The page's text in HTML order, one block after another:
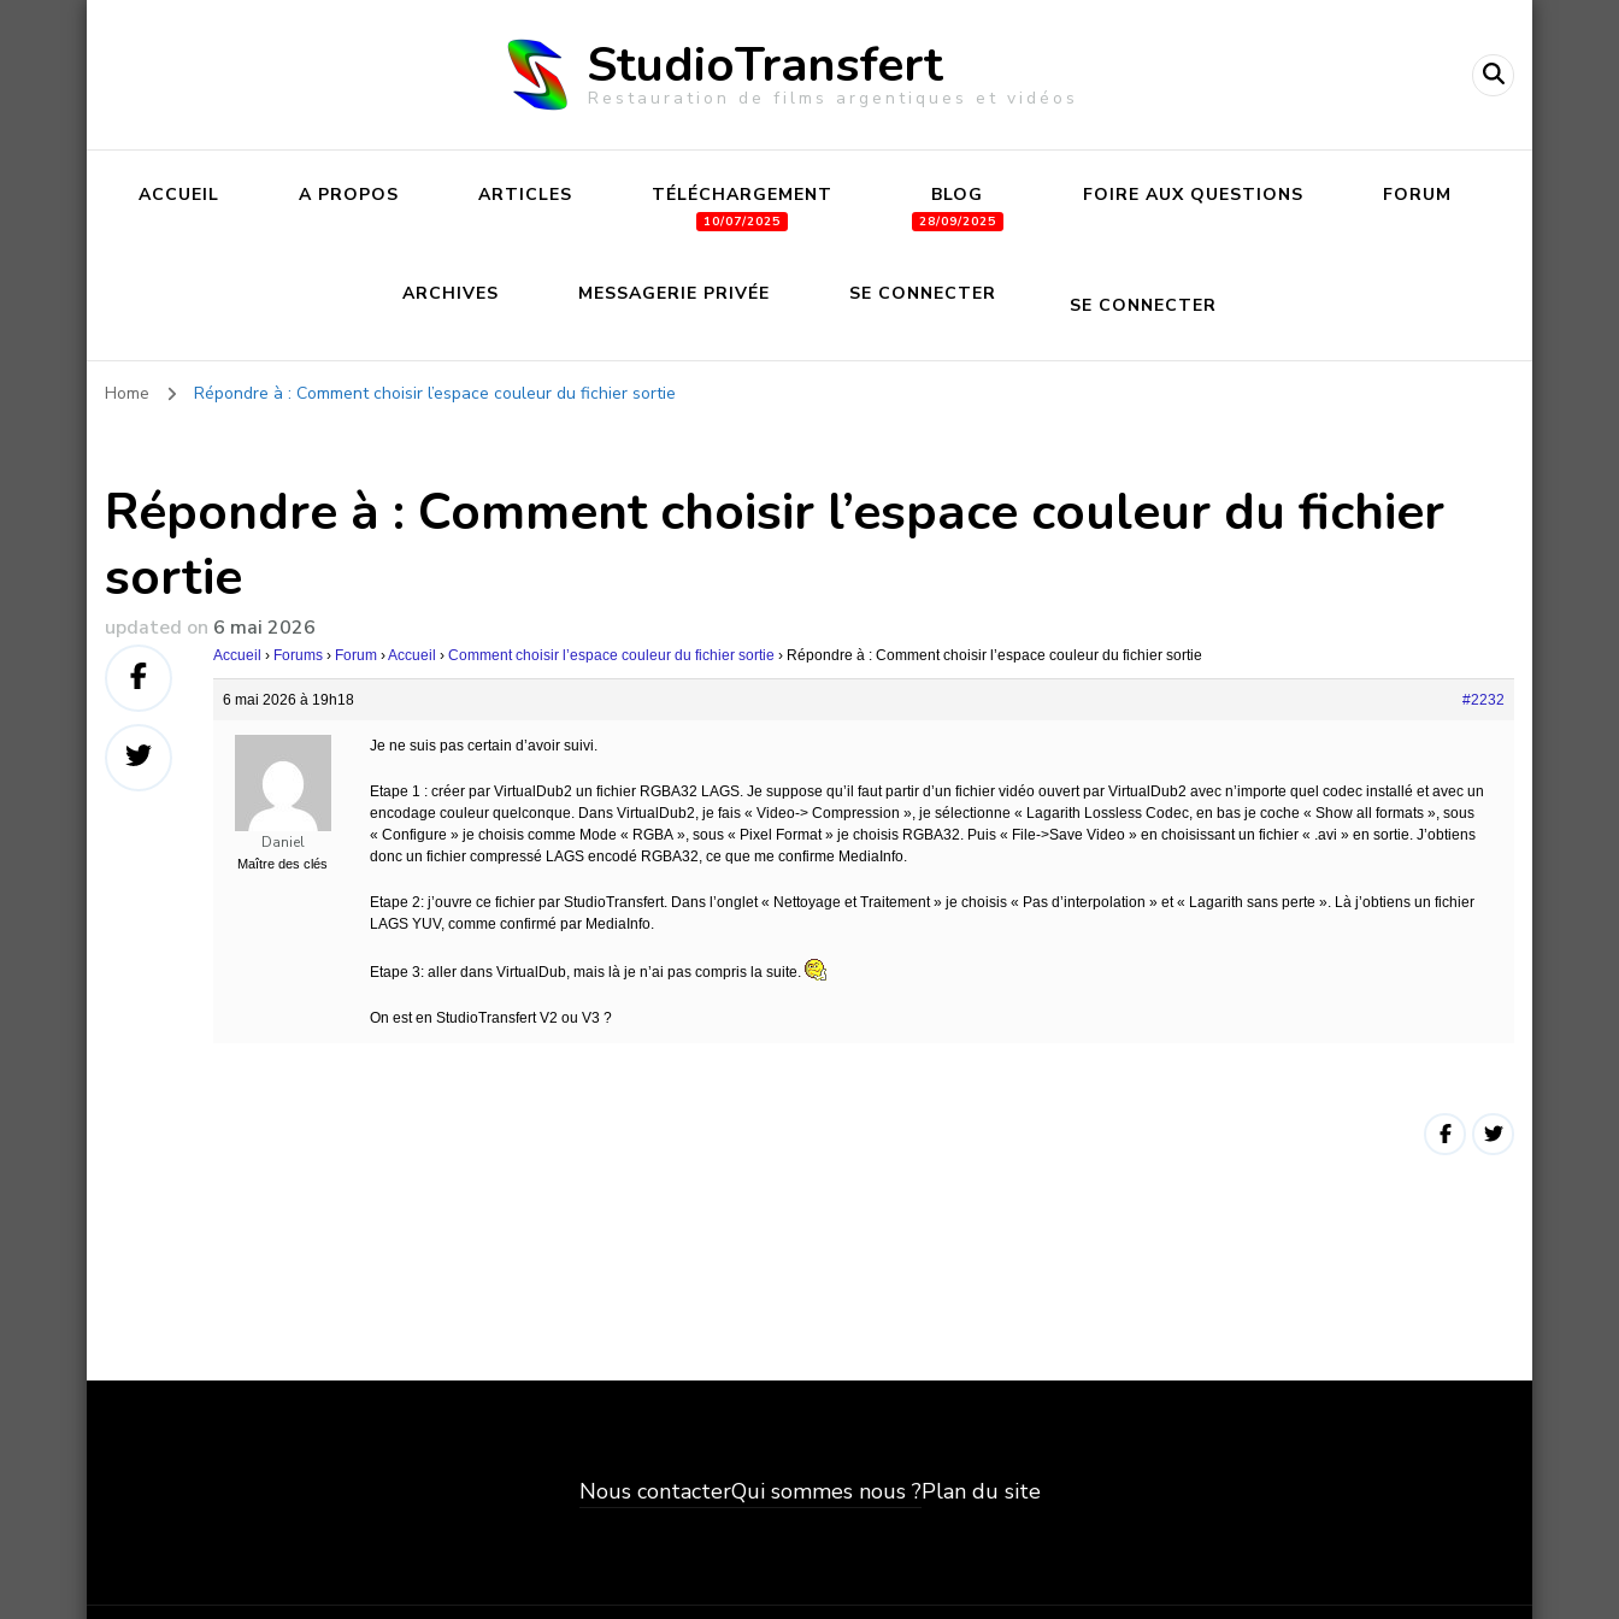
StudioTransfert
Restauration de films argentiques et vidéos
ACCUEIL A PROPOS ARTICLES TÉLÉCHARGEMENT BLOG FOIRE AUX QUESTIONS FORUM
ARCHIVES MESSAGERIE PRIVÉE SE CONNECTER SE CONNECTER
Home Répondre à : Comment choisir l’espace couleur du fichier sortie
Répondre à : Comment choisir l’espace couleur du fichier
sortie
updated on 6 mai 2026
Accueil › Forums › Forum ›Accueil › Comment choisir l’espace couleur du fichier sortie › Répondre à : Comment choisir l’espace couleur du fichier sortie
6 mai 2026 à 19h18 #2232
Daniel
Maître des clés
Je ne suis pas certain d’avoir suivi.
Etape 1 : créer par VirtualDub2 un fichier RGBA32 LAGS. Je suppose qu’il faut partir d’un fichier vidéo ouvert par VirtualDub2 avec n’importe quel codec installé et avec un
encodage couleur quelconque. Dans VirtualDub2, je fais « Video-> Compression », je sélectionne « Lagarith Lossless Codec, en bas je coche « Show all formats », sous
« Configure » je choisis comme Mode « RGBA », sous « Pixel Format » je choisis RGBA32. Puis « File->Save Video » en choisissant un fichier « .avi » en sortie. J’obtiens
donc un fichier compressé LAGS encodé RGBA32, ce que me confirme MediaInfo.
Etape 2: j’ouvre ce fichier par StudioTransfert. Dans l’onglet « Nettoyage et Traitement » je choisis « Pas d’interpolation » et « Lagarith sans perte ». Là j’obtiens un fichier
LAGS YUV, comme confirmé par MediaInfo.
Etape 3: aller dans VirtualDub, mais là je n’ai pas compris la suite.
On est en StudioTransfert V2 ou V3 ?
Nous contacterQui sommes nous ?Plan du site